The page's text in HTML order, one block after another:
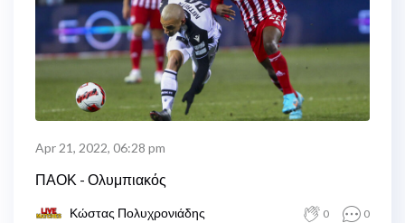
Apr 21, 2022, 06:28 pm
ΠΑΟΚ - Ολυμπιακός
Κώστας Πολυχρονιάδης 0 0